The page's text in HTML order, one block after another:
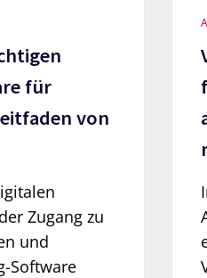
für
von
Zugang zu
und
Software